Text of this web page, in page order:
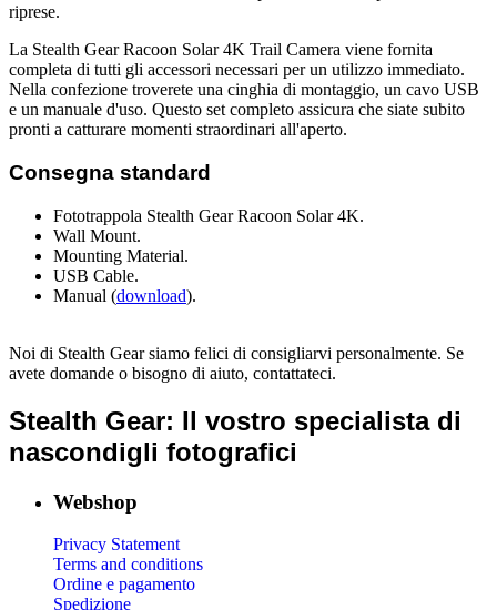
riprese.
La Stealth Gear Racoon Solar 4K Trail Camera viene fornita
completa di tutti gli accessori necessari per un utilizzo immediato.
Nella confezione troverete una cinghia di montaggio, un cavo USB
e un manuale d'uso. Questo set completo assicura che siate subito
pronti a catturare momenti straordinari all'aperto.
Consegna standard
Fototrappola Stealth Gear Racoon Solar 4K.
Wall Mount.
Mounting Material.
USB Cable.
Manual (download).
Noi di Stealth Gear siamo felici di consigliarvi personalmente. Se
avete domande o bisogno di aiuto, contattateci.
Stealth Gear: Il vostro specialista di
nascondigli fotografici
Webshop
Privacy Statement
Terms and conditions
Ordine e pagamento
Spedizione